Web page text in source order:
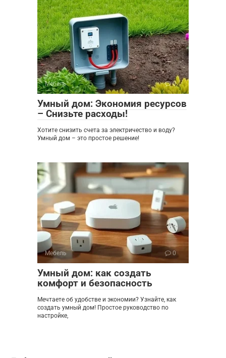
Мебель 0
Умный дом: Экономия ресурсов
– Снизьте расходы!
Хотите снизить счета за электричество и воду?
Умный дом – это простое решение!
Мебель 0
Умный дом: как создать
комфорт и безопасность
Мечтаете об удобстве и экономии? Узнайте, как
создать умный дом! Простое руководство по
настройке,